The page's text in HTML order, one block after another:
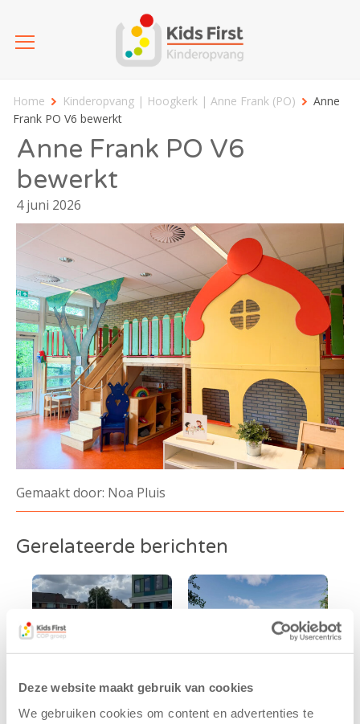
Deze website maakt gebruik van cookies
We gebruiken cookies om content en advertenties te
Home Kinderopvang | Hoogkerk | Anne Frank (PO)
Anne
Frank PO V6 bewerkt
Anne Frank PO V6
bewerkt
4 juni 2026
Gemaakt door: Noa Pluis
Gerelateerde berichten